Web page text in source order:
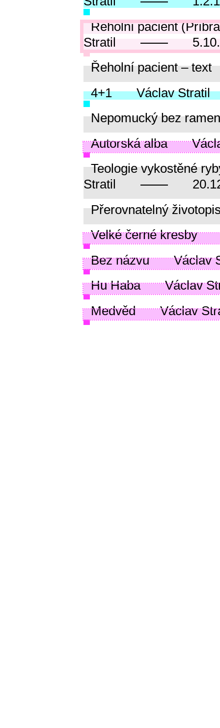
Řeholní pacient
Stratil
Řeholní pacient – text
4+1
Václav Stratil
Nepomucký bez ramen
Autorská alba
Teologie vykostěné
Stratil
Přerovnatelný
Velké černé kresby
Bez názvu
Václav
Hu Haba
Václav
Medvěd
Václav